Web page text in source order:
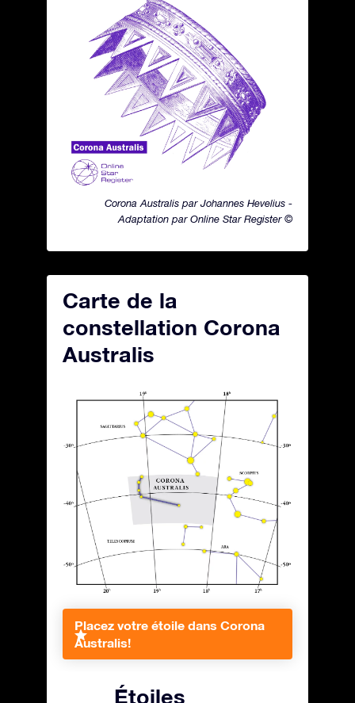
Corona Australis par Johannes Hevelius -
Adaptation par Online Star Register ©
Carte de la
constellation Corona
Australis
Placez votre étoile dans Corona
Australis!
Étoiles